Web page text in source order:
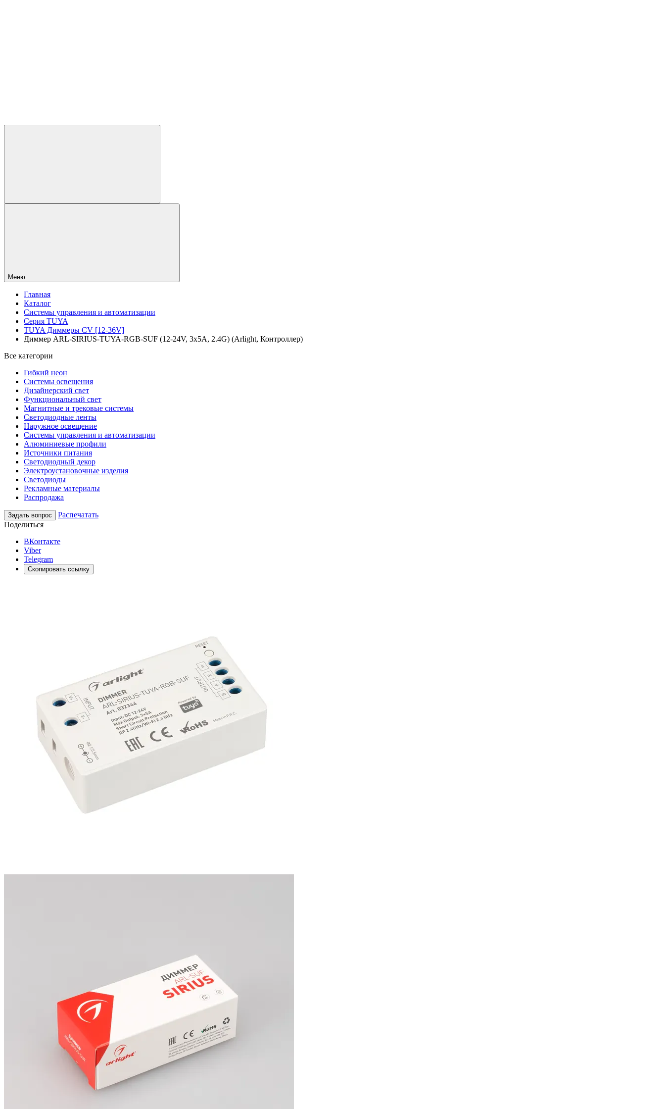
Меню
Главная
Каталог
Системы управления и автоматизации
Серия TUYA
TUYA Диммеры CV [12-36V]
Диммер ARL-SIRIUS-TUYA-RGB-SUF (12-24V, 3x5A, 2.4G) (Arlight, Контроллер)
Все категории
Гибкий неон
Системы освещения
Дизайнерский свет
Функциональный свет
Магнитные и трековые системы
Светодиодные ленты
Наружное освещение
Системы управления и автоматизации
Алюминиевые профили
Источники питания
Светодиодный декор
Электроустановочные изделия
Светодиоды
Рекламные материалы
Распродажа
Задать вопрос
Распечатать
Поделиться
ВКонтакте
Viber
Telegram
Скопировать ссылку